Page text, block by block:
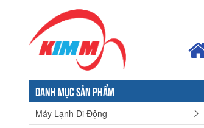
DANH MỤC SẢN PHẨM
Máy Lạnh Di Động